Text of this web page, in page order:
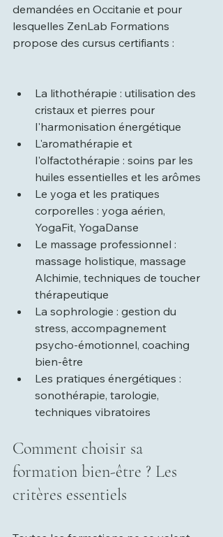
demandées en Occitanie et pour
lesquelles ZenLab Formations
propose des cursus certifiants :
La lithothérapie : utilisation des
cristaux et pierres pour
l'harmonisation énergétique
L'aromathérapie et
l'olfactothérapie : soins par les
huiles essentielles et les arômes
Le yoga et les pratiques
corporelles : yoga aérien,
YogaFit, YogaDanse
Le massage professionnel :
massage holistique, massage
Alchimie, techniques de toucher
thérapeutique
La sophrologie : gestion du
stress, accompagnement
psycho-émotionnel, coaching
bien-être
Les pratiques énergétiques :
sonothérapie, tarologie,
techniques vibratoires
Comment choisir sa
formation bien-être ? Les
critères essentiels